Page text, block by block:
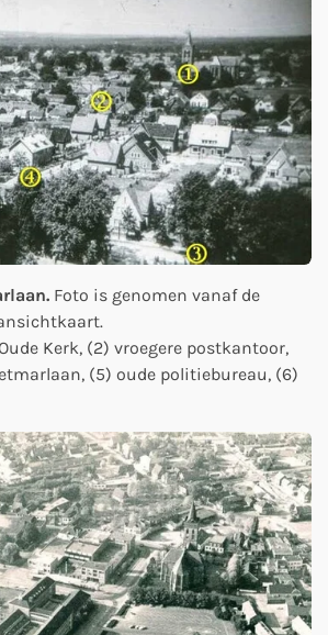
Foto is genomen vanaf de
Kerk, (2) vroegere postkantoor,
(5) oude politiebureau, (6)